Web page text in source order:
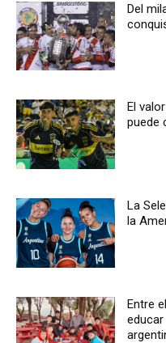
Del
El
puede
La
la
Entre